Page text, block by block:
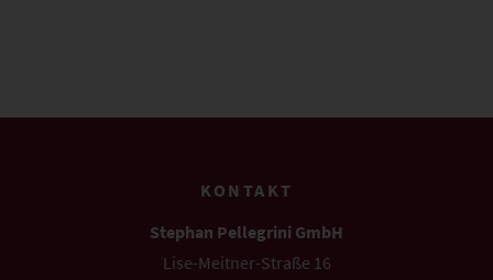
KONTAKT
Stephan Pellegrini GmbH
Lise-Meitner-Straße 16